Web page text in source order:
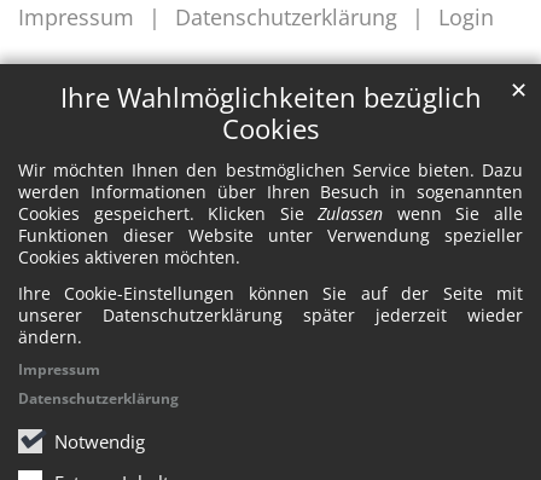
Ihre Wahlmöglichkeiten bezüglich
Cookies
Wir möchten Ihnen den bestmöglichen Service bieten. Dazu
werden Informationen über Ihren Besuch in sogenannten
Cookies gespeichert. Klicken SieZulassen wenn Sie alle
Funktionen dieser Website unter Verwendung spezieller
Cookies aktiveren möchten.
Ihre Cookie-Einstellungen können Sie auf der Seite mit
unserer Datenschutzerklärung später jederzeit wieder
ändern.
Notwendig
✕
Impressum
Datenschutzerklärung
Impressum
Datenschutzerklärung Login